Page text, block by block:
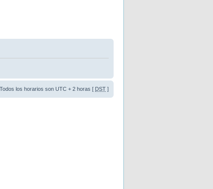
los horarios son UTC + 2 horas [ DST ]